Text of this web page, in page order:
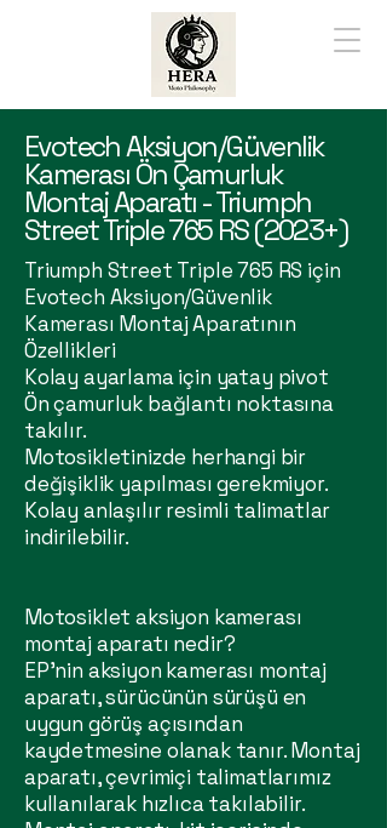
Evotech Aksiyon/Güvenlik
Kamerası Ön Çamurluk
Montaj Aparatı - Triumph
Street Triple 765 RS (2023+)
Triumph Street Triple 765 RS için
Evotech Aksiyon/Güvenlik
Kamerası Montaj Aparatının
Özellikleri
Kolay ayarlama için yatay pivot
Ön çamurluk bağlantı noktasına
takılır.
Motosikletinizde herhangi bir
değişiklik yapılması gerekmiyor.
Kolay anlaşılır resimli talimatlar
indirilebilir.
Motosiklet aksiyon kamerası
montaj aparatı nedir?
EP'nin aksiyon kamerası montaj
aparatı, sürücünün sürüşü en
uygun görüş açısından
kaydetmesine olanak tanır. Montaj
aparatı, çevrimiçi talimatlarımız
kullanılarak hızlıca takılabilir.